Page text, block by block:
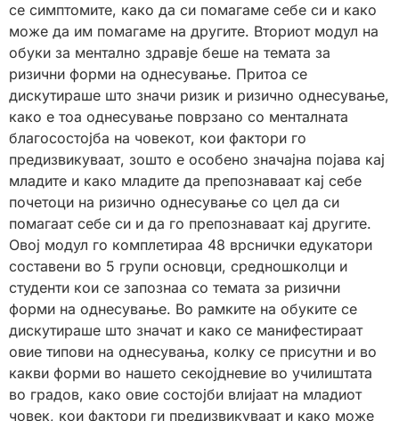
се симптомите, како да си помагаме себе си и како
може да им помагаме на другите. Вториот модул на
обуки за ментално здравје беше на темата за
ризични форми на однесување. Притоа се
дискутираше што значи ризик и ризично однесување,
како е тоа однесување поврзано со менталната
благосостојба на човекот, кои фактори го
предизвикуваат, зошто е особено значајна појава кај
младите и како младите да препознаваат кај себе
почетоци на ризично однесување со цел да си
помагаат себе си и да го препознаваат кај другите.
Овој модул го комплетираа 48 врснички едукатори
составени во 5 групи основци, средношколци и
студенти кои се запознаа со темата за ризични
форми на однесување. Во рамките на обуките се
дискутираше што значат и како се манифестираат
овие типови на однесувања, колку се присутни и во
какви форми во нашето секојдневие во училиштата
во градов, како овие состојби влијаат на младиот
човек, кои фактори ги предизвикуваат и како може